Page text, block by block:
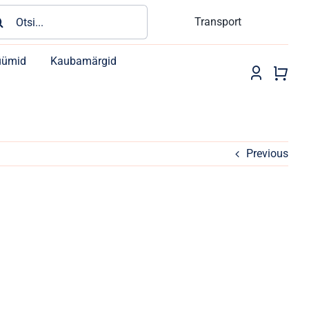
Transport
Kaubamärgid
Previous